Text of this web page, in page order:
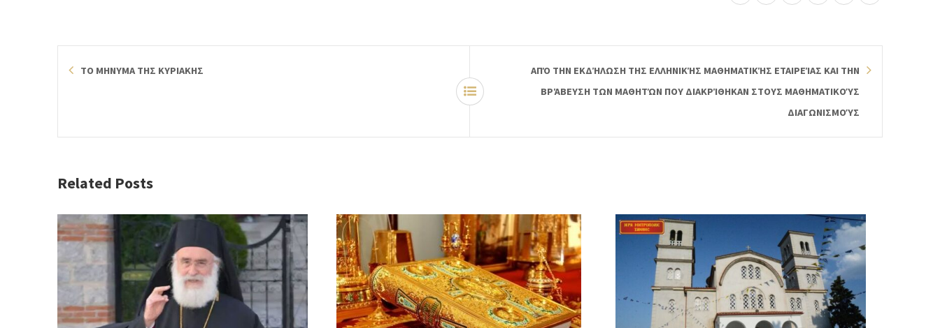
ΤΟ ΜΗΝΥΜΑ ΤΗΣ ΚΥΡΙΑΚΗΣ
ΑΠΌ ΤΗΝ ΕΚΔΉΛΩΣΗ ΤΗΣ ΕΛΛΗΝΙΚΉΣ ΜΑΘΗΜΑΤΙΚΉΣ ΕΤΑΙΡΕΊΑΣ ΚΑΙ ΤΗΝ
ΒΡΆΒΕΥΣΗ ΤΩΝ ΜΑΘΗΤΏΝ ΠΟΥ ΔΙΑΚΡΊΘΗΚΑΝ ΣΤΟΥΣ ΜΑΘΗΜΑΤΙΚΟΎΣ
ΔΙΑΓΩΝΙΣΜΟΎΣ
Related Posts